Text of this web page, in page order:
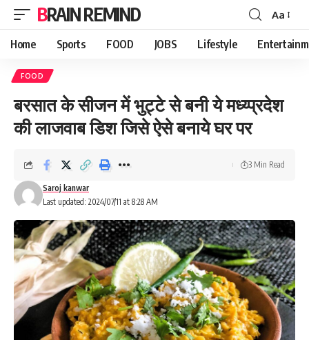
BRAIN REMIND
Font
Resizer
Aa
Home Sports FOOD JOBS Lifestyle
FOOD
बरसात के सीजन में भुट्टे से बनी ये मध्य्प्रदेश
की लाजवाब डिश जिसे ऐसे बनाये घर पर
Last updated: 2024/07/11 at 8:28 AM
Saroj kanwar
3 Min Read